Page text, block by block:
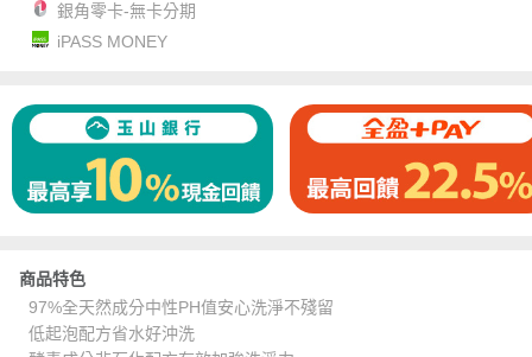
銀角零卡-無卡分期
iPASS MONEY
商品特色
97%全天然成分中性PH值安心洗淨不殘留
低起泡配方省水好沖洗